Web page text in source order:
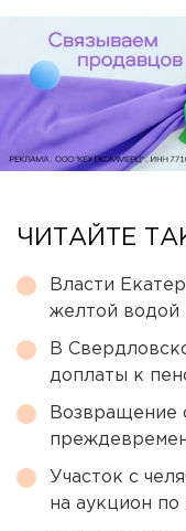
ЧИТАЙТЕ
Власти
желтой водой
В
доплаты к
Возвращение
Участок с
на аукцион